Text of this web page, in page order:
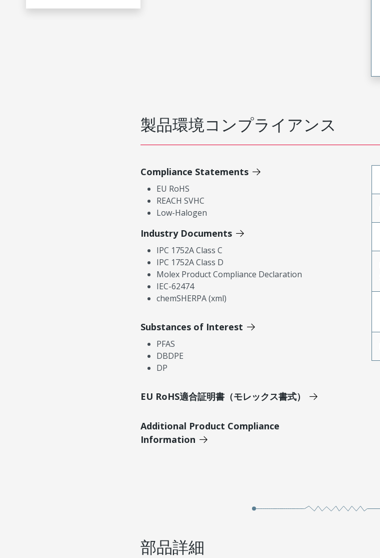
製品環境コンプライアンス
Compliance Statements
EU RoHS
REACH SVHC
Low-Halogen
Industry Documents
IPC 1752A Class C
IPC 1752A Class D
Molex Product Compliance Declaration
IEC-62474
chemSHERPA (xml)
Substances of Interest
PFAS
DBDPE
DP
EU RoHS適合証明書（モレックス書式）
Additional Product Compliance
Information
部品詳細